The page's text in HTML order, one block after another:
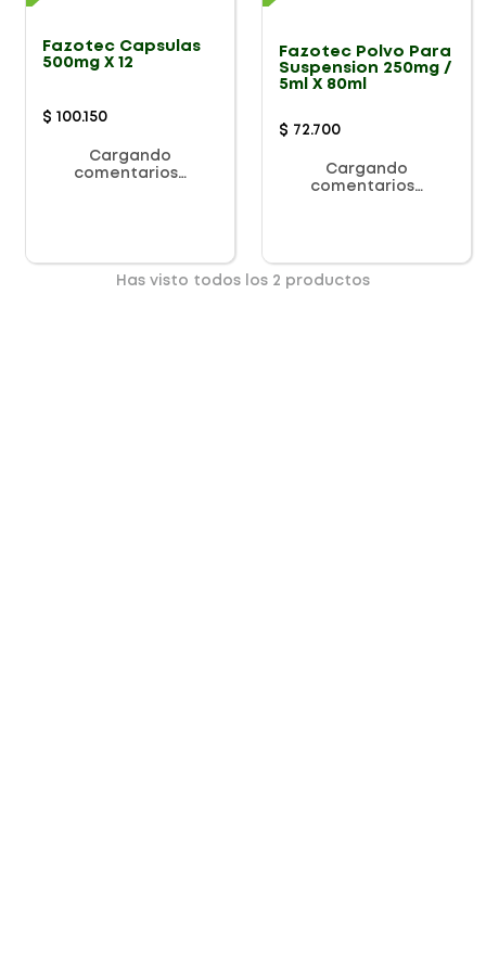
Fazotec Capsulas
500mg X 12
$ 100.150
Cargando
comentarios…
Fazotec Polvo Para
Suspension 250mg /
5ml X 80ml
$ 72.700
Cargando
comentarios…
Has visto todos los 2 productos